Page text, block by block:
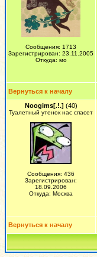
Сообщения: 1713
Зарегистрирован: 23.11.2005
Откуда: мо
Вернуться к началу
Noogims[.!.] (40)
Туалетный утенок нас спасет
Сообщения: 436
Зарегистрирован:
18.09.2006
Откуда: Москва
Вернуться к началу